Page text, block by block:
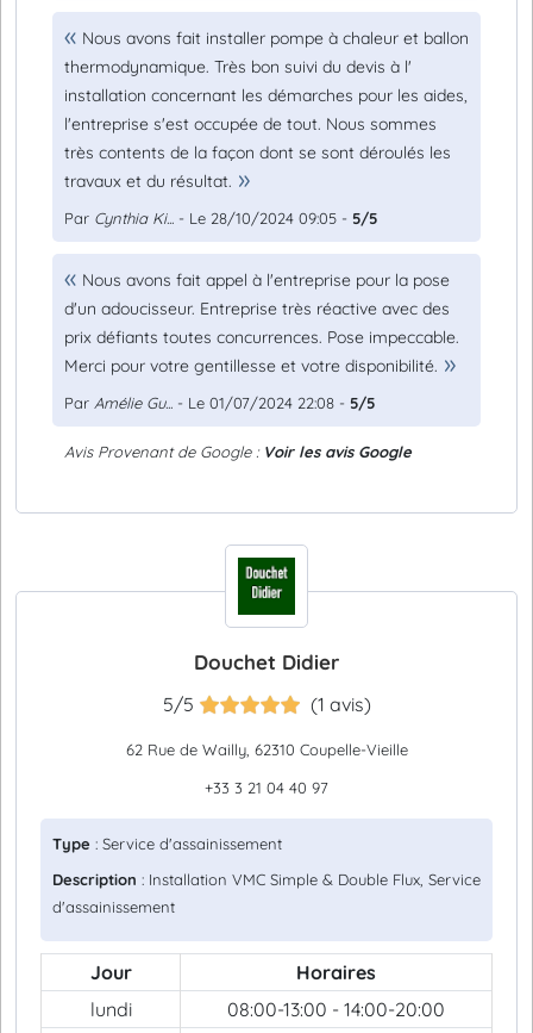
Nous avons fait installer pompe à chaleur et ballon
thermodynamique. Très bon suivi du devis à l'
installation concernant les démarches pour les aides,
l'entreprise s'est occupée de tout. Nous sommes
très contents de la façon dont se sont déroulés les
travaux et du résultat.
Par Cynthia Ki... - Le 28/10/2024 09:05 - 5/5
Nous avons fait appel à l'entreprise pour la pose
d'un adoucisseur. Entreprise très réactive avec des
prix défiants toutes concurrences. Pose impeccable.
Merci pour votre gentillesse et votre disponibilité.
Par Amélie Gu... - Le 01/07/2024 22:08 - 5/5
Avis Provenant de Google : Voir les avis Google
Douchet Didier
5/5 (1 avis)
62 Rue de Wailly, 62310 Coupelle-Vieille
+33 3 21 04 40 97
Type : Service d'assainissement
Description : Installation VMC Simple & Double Flux, Service
d'assainissement
Jour
Horaires
lundi
08:00-13:00 - 14:00-20:00